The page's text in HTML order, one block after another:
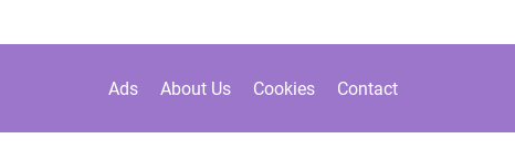
Ads About Us Cookies Contact